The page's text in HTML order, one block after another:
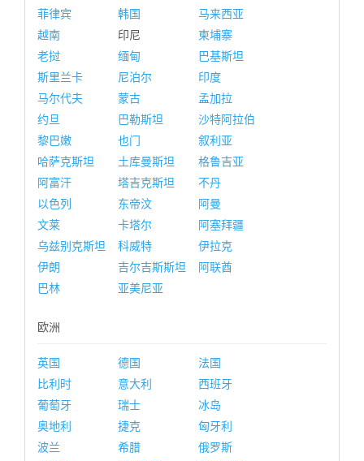
菲律宾
韩国
马来西亚
越南
印尼
柬埔寨
老挝
缅甸
巴基斯坦
斯里兰卡
尼泊尔
印度
马尔代夫
蒙古
孟加拉
约旦
巴勒斯坦
沙特阿拉伯
黎巴嫩
也门
叙利亚
哈萨克斯坦
土库曼斯坦
格鲁吉亚
阿富汗
塔吉克斯坦
不丹
以色列
东帝汶
阿曼
文莱
卡塔尔
阿塞拜疆
乌兹别克斯坦
科威特
伊拉克
伊朗
吉尔吉斯斯坦
阿联酋
巴林
亚美尼亚
欧洲
英国 德国
法国
比利时
意大利
西班牙
葡萄牙
瑞士
冰岛
奥地利
捷克
匈牙利
波兰
希腊
俄罗斯